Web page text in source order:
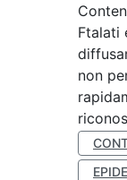
Ftalati
non